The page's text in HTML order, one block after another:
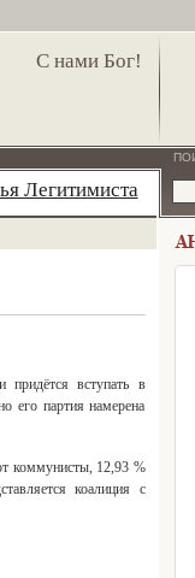
С нами Бог!
Легитимиста
вступать в
его партия намерена
коммунисты, 12,93 %
коалиция с